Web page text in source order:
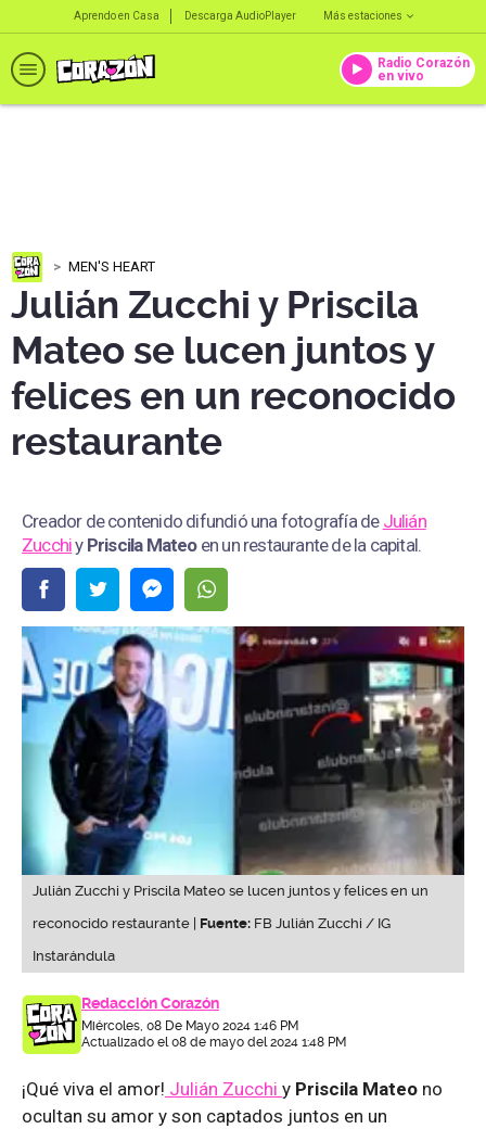
Aprendo en Casa Descarga AudioPlayer Más estaciones
Radio Corazón
en vivo
MEN'S HEART
Julián Zucchi y Priscila
Mateo se lucen juntos y
felices en un reconocido
restaurante
Creador de contenido difundió una fotografía de Julián
Zucchiy Priscila Mateoen un restaurante de la capital.
Julián Zucchi y Priscila Mateo se lucen juntos y felices en un
reconocido restaurante | Fuente: FB Julián Zucchi / IG
Instarándula
Redacción Corazón
Miércoles, 08 De Mayo 2024 1:46 PM
Actualizado el 08 de mayo del 2024 1:48 PM
¡Qué viva el amor! Julián Zucchi y Priscila Mateo no
ocultan su amor y son captados juntos en un